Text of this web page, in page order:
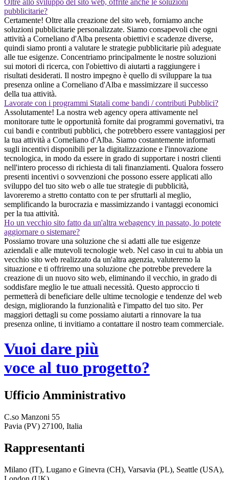
Oltre allo sviluppo del sito web, offrite anche le soluzioni
pubblicitarie?
Certamente! Oltre alla creazione del sito web, forniamo anche
soluzioni pubblicitarie personalizzate. Siamo consapevoli che ogni
attività a Corneliano d'Alba presenta obiettivi e scadenze diverse,
quindi siamo pronti a valutare le strategie pubblicitarie più adeguate
alle tue esigenze. Concentriamo principalmente le nostre soluzioni
sui motori di ricerca, con l'obiettivo di aiutarti a raggiungere i
risultati desiderati. Il nostro impegno è quello di sviluppare la tua
presenza online a Corneliano d'Alba e massimizzare il successo
della tua attività.
Lavorate con i programmi Statali come bandi / contributi Pubblici?
Assolutamente! La nostra web agency opera attivamente nel
monitorare tutte le opportunità fornite dai programmi governativi, tra
cui bandi e contributi pubblici, che potrebbero essere vantaggiosi per
la tua attività a Corneliano d'Alba. Siamo costantemente informati
sugli incentivi disponibili per la digitalizzazione e l'innovazione
tecnologica, in modo da essere in grado di supportare i nostri clienti
nell'intero processo di richiesta di tali finanziamenti. Qualora fossero
presenti incentivi o sovvenzioni che possono essere applicati allo
sviluppo del tuo sito web o alle tue strategie di pubblicità,
lavoreremo a stretto contatto con te per sfruttarli al meglio,
semplificando la burocrazia e massimizzando i vantaggi economici
per la tua attività.
Ho un vecchio sito fatto da un'altra webagency in passato, lo potete
aggiornare o sistemare?
Possiamo trovare una soluzione che si adatti alle tue esigenze
aziendali e alle mutevoli tecnologie web. Nel caso in cui tu abbia un
vecchio sito web realizzato da un'altra agenzia, valuteremo la
situazione e ti offriremo una soluzione che potrebbe prevedere la
creazione di un nuovo sito web, eliminando il vecchio, in grado di
soddisfare meglio le tue attuali necessità. Questo approccio ti
permetterà di beneficiare delle ultime tecnologie e tendenze del web
design, migliorando la funzionalità e l'impatto del tuo sito. Per
maggiori dettagli su come possiamo aiutarti a rinnovare la tua
presenza online, ti invitiamo a contattare il nostro team commerciale.
Vuoi dare più
voce al tuo progetto?
Ufficio Amministrativo
C.so Manzoni 55
Pavia (PV) 27100, Italia
Rappresentanti
Milano (IT), Lugano e Ginevra (CH), Varsavia (PL), Seattle (USA),